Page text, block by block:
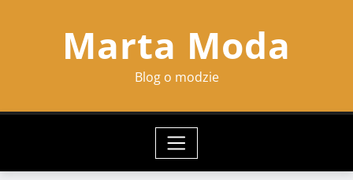
Marta Moda
Blog o modzie